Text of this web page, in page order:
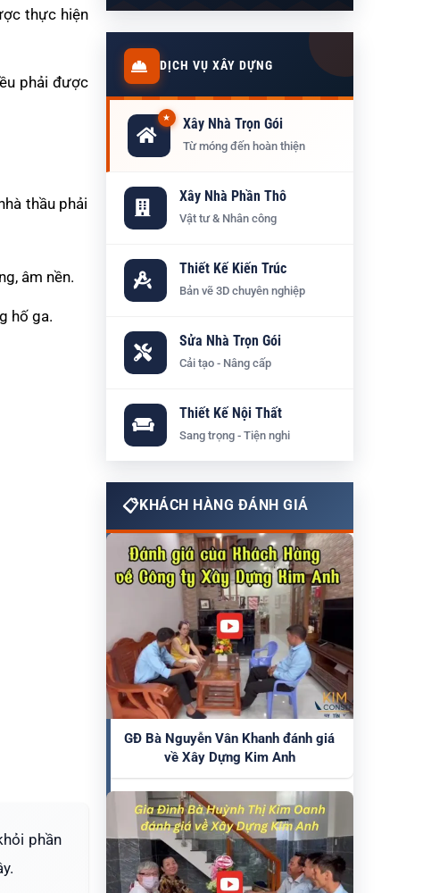
thực hiện
phải được
thầu phải
âm nền.
hố ga.
phần
DỊCH VỤ XÂY DỰNG
★ Xây Nhà Trọn Gói
Từ móng đến hoàn thiện
Xây Nhà Phần Thô
Vật tư & Nhân công
Thiết Kế Kiến Trúc
Bản vẽ 3D chuyên nghiệp
Sửa Nhà Trọn Gói
Cải tạo - Nâng cấp
Thiết Kế Nội Thất
Sang trọng - Tiện nghi
KHÁCH HÀNG ĐÁNH GIÁ
GĐ Bà Nguyễn Vân Khanh đánh giá
về Xây Dựng Kim Anh